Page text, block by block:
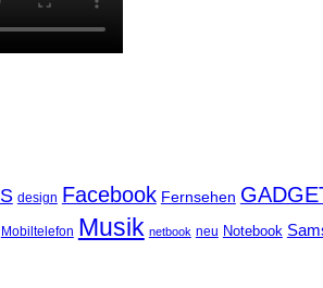
design Facebook Fernsehen
Mobiltelefon Musik netbook neu Notebook